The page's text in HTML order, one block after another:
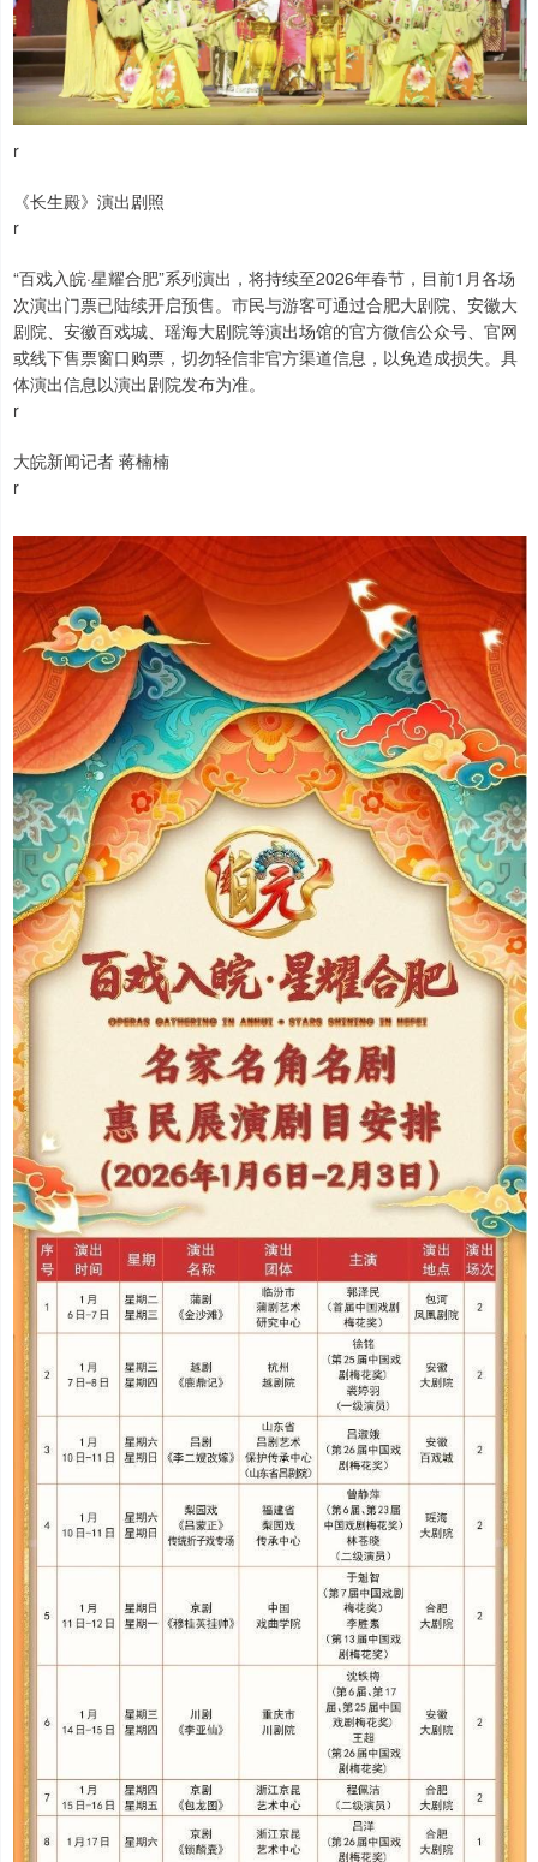
r
《长生殿》演出剧照
r
“百戏入皖·星耀合肥”系列演出，将持续至2026年春节，目前1月各场
次演出门票已陆续开启预售。市民与游客可通过合肥大剧院、安徽大
剧院、安徽百戏城、瑶海大剧院等演出场馆的官方微信公众号、官网
或线下售票窗口购票，切勿轻信非官方渠道信息，以免造成损失。具
体演出信息以演出剧院发布为准。
r
大皖新闻记者 蒋楠楠
r